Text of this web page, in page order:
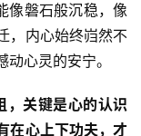
像磐石般沉稳，像
，内心始终岿然不
心灵的安宁。
，关键是心的认识
在心上下功夫，才